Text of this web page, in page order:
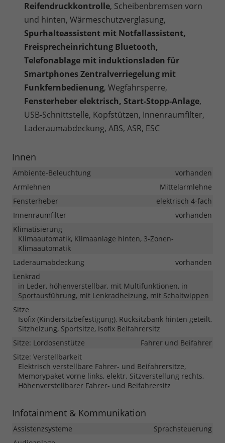
Reifendruckkontrolle, Scheibenbremsen vorn
und hinten, Wärmeschutzverglasung,
Spurhalteassistent mit Notfallassistent,
Freisprecheinrichtung Bluetooth,
Telefonablage mit induktionsladen für
Smartphones Zentralverriegelung mit
Funkfernbedienung, Wegfahrsperre,
Fensterheber elektrisch, Start-Stopp-Anlage,
USB-Schnittstelle, Kopfstützen, Innenraumfilter,
Laderaumabdeckung, ABS, ASR, ESC
Innen
Ambiente-Beleuchtung
vorhanden
Armlehnen
Mittelarmlehne
Fensterheber
elektrisch 4-fach
Innenraumfilter
vorhanden
Klimatisierung
Klimaautomatik, Klimaanlage hinten, 3-Zonen-
Klimaautomatik
Laderaumabdeckung
vorhanden
Lenkrad
in Leder, höhenverstellbar, mit Multifunktionen, in
Sportausführung, mit Lenkradheizung, mit Schaltwippen
Sitze
Isofix (Kindersitzbefestigung), Rücksitzbank hinten geteilt,
Sitzheizung, Sportsitze, Isofix Beifahrersitz
Sitze: Lordosenstütze
Fahrer und Beifahrer
Sitze: Verstellbarkeit
Elektrisch verstellbare Fahrer- und Beifahrersitze,
Memorypaket vorne links, elektr. Sitzverstellung rechts,
Höhenverstellbarer Fahrer- und Beifahrersitz
Infotainment & Kommunikation
Assistenzsysteme
Sprachsteuerung